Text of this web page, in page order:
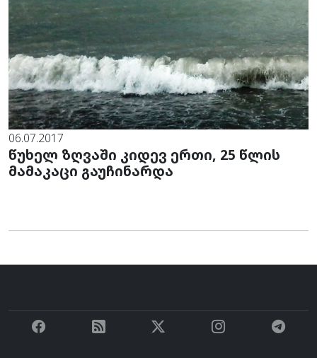
06.07.2017
წუხელ ზღვაში კიდევ ერთი, 25 წლის
მამაკაცი გაუჩინარდა